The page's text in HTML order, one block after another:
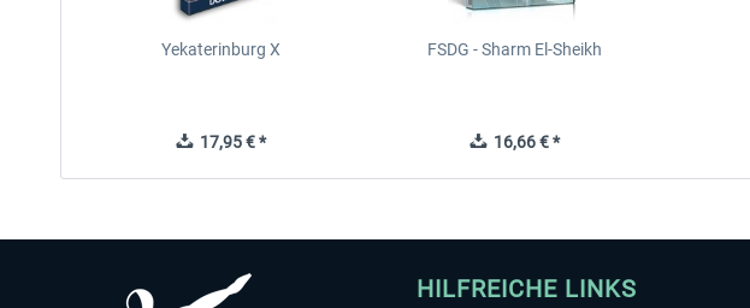
Yekaterinburg X
17,95 € *
FSDG - Sharm El-Sheikh
16,66 € *
HILFREICHE LINKS